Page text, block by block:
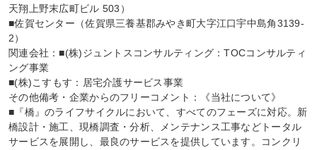
天翔上野末広町ビル 503）
■佐賀センター（佐賀県三養基郡みやき町大字江口宇中島角3139-
2）
関連会社：■(株)ジュントスコンサルティング：TOCコンサルティ
ング事業
■(株)こすもす：居宅介護サービス事業
その他備考・企業からのフリーコメント：《当社について》
■『橋』のライフサイクルにおいて、すべてのフェーズに対応。新
橋設計・施工、現橋調査・分析、メンテナンス工事などトータル
サービスを展開し、最良のサービスを提供しています。コンクリ